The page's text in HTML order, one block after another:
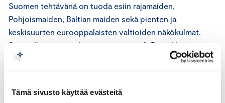
Tämä sivusto käyttää evästeitä
Suomen tehtävänä on tuoda esiin rajamaiden,
Pohjoismaiden, Baltian maiden sekä pienten ja
keskisuurten eurooppalaisten valtioiden näkökulmat.
Suomelle tämä merkitsee suurta etua”, Romakkaniemi
sanoo.
päätetään, vaikuttaa meihin enemmän kuin useimpiin